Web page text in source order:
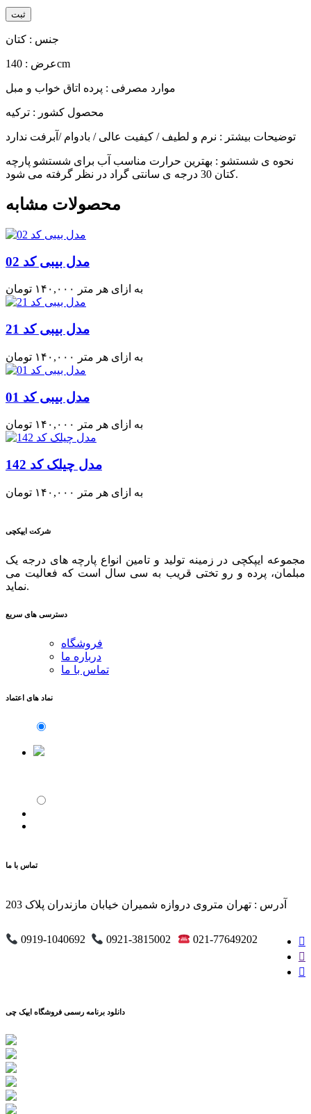
جنس : کتان
عرض : 140cm
موارد مصرفی : پرده اتاق خواب و مبل
محصول کشور : ترکیه
توضیحات بیشتر : نرم و لطیف / کیفیت عالی / بادوام /آبرفت ندارد
نحوه ی شستشو : بهترین حرارت مناسب آب برای شستشو پارچه
کتان 30 درجه ی سانتی گراد در نظر گرفته می شود.
محصولات مشابه
مدل بیبی کد 02
۱۴۰,۰۰۰ تومان به ازای هر متر
مدل بیبی کد 21
۱۴۰,۰۰۰ تومان به ازای هر متر
مدل بیبی کد 01
۱۴۰,۰۰۰ تومان به ازای هر متر
مدل چیلک کد 142
۱۴۰,۰۰۰ تومان به ازای هر متر
شرکت ایپکچی
مجموعه ایپکچی در زمینه تولید و تامین انواع پارچه های درجه یک
مبلمان، پرده و رو تختی قریب به سی سال است که فعالیت می
نماید.
دسترسی های سریع
فروشگاه
درباره ما
تماس با ما
نماد های اعتماد
تماس با ما
آدرس : تهران متروی دروازه شمیران خیابان مازندران پلاک 203
0919-1040692 0921-3815002 021-77649202
دانلود برنامه رسمی فروشگاه ایپک چی